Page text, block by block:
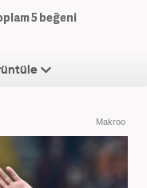
5beğeni
Makroo